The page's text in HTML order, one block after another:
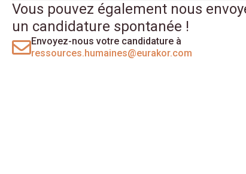
Vous pouvez également nous
un candidature spontanée !
Envoyez-nous votre candidature à
ressources.humaines@eurakor.com